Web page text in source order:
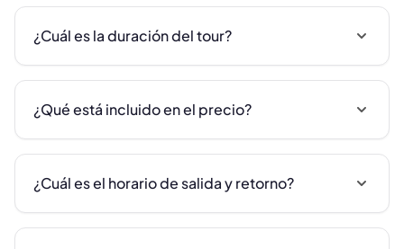
¿Cuál es la duración del tour?
¿Qué está incluido en el precio?
¿Cuál es el horario de salida y retorno?